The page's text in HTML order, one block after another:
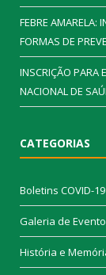
FEBRE AMARELA:
FORMAS DE
INSCRIÇÃO PARA
NACIONAL DE
CATEGORIAS
Boletins COVID-19
Galeria de
História e